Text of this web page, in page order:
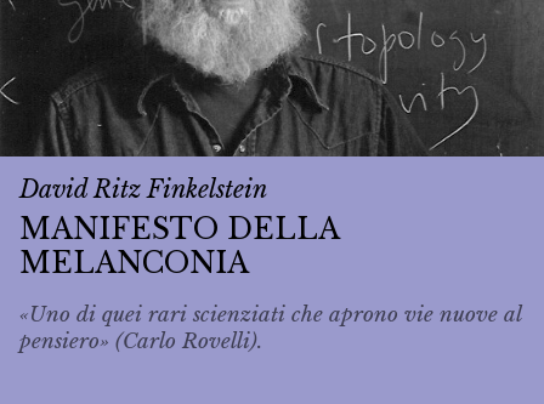
David Ritz Finkelstein
MANIFESTO DELLA
MELANCONIA
«Uno di quei rari scienziati che aprono vie nuove al
pensiero» (Carlo Rovelli).